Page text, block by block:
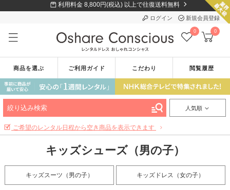
利用料金 8,800円(税込) 以上で往復送料無料
ログイン 新規会員登録
0 0
商品を選ぶ ご利用ガイド こだわり 閲覧履歴
絞り込み検索 人気順
ご希望のレンタル日程から空き商品を表示できます
キッズシューズ（男の子）
キッズスーツ（男の子） キッズドレス（女の子）